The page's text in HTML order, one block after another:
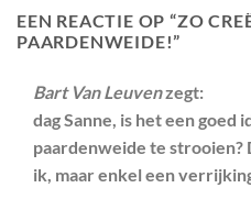
EEN REACTIE OP “ZO
PAARDENWEIDE!”
Bart Van Leuvenzegt:
dag Sanne, is het een goed
paardenweide te strooien?
ik, maar enkel een